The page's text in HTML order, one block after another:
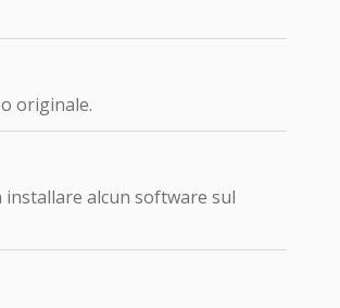
originale.
alcun software sul